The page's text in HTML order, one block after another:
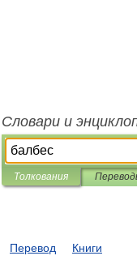
Словари и
Толкования
Перевод Книги